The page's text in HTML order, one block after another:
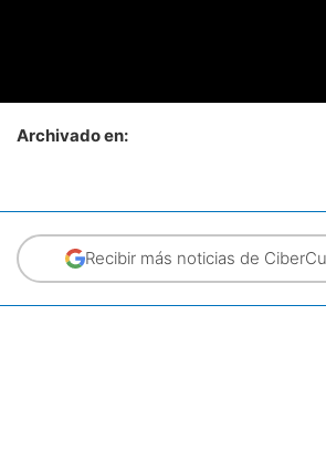
Archivado en:
Recibir más noticias de